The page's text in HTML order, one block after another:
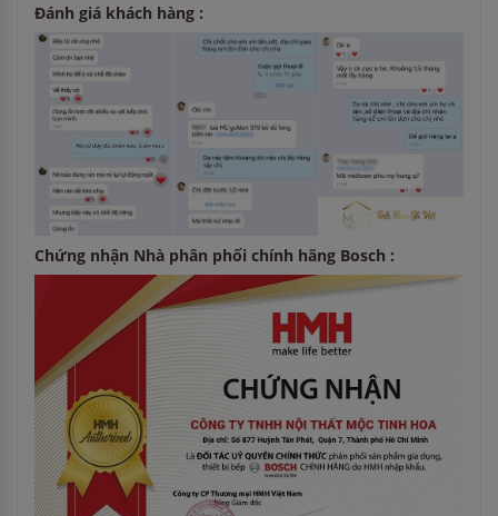
Đánh giá khách hàng :
Chứng nhận Nhà phân phối chính hãng Bosch :